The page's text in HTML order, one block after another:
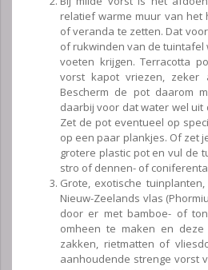
relatief warme muur van
of veranda te zetten. Dat
of rukwinden van de tuintafel
voeten krijgen. Terracotta
vorst kapot vriezen,
Bescherm de pot daarom
daarbij voor dat water wel uit
Zet de pot eventueel op
op een paar plankjes. Of zet
grotere plastic pot en vul de
stro of dennen- of
Grote, exotische
Nieuw-Zeelands vlas
door er met bamboe- of
omheen te maken en
zakken, rietmatten of
aanhoudende strenge vorst